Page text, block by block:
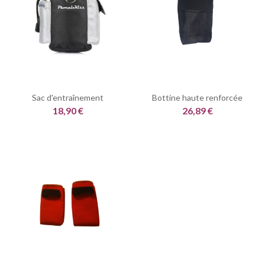
Sac d'entraînement
18,90 €
Bottine haute renforcée
26,89 €